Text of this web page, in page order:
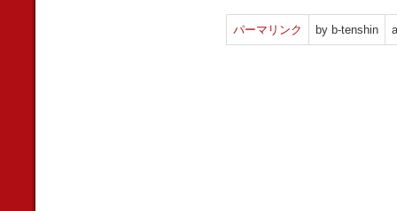
パーマリンク by b-tenshin